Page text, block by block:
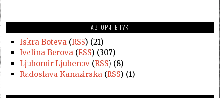
АВТОРИТЕ ТУК
Iskra Boteva(RSS) (21)
Ivelina Berova(RSS) (307)
Ljubomir Ljubenov(RSS) (8)
Radoslava Kanazirska(RSS) (1)